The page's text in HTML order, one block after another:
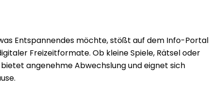
Entspannendes möchte, stößt auf dem Info-Portal
Freizeitformate. Ob kleine Spiele, Rätsel oder
angenehme Abwechslung und eignet sich